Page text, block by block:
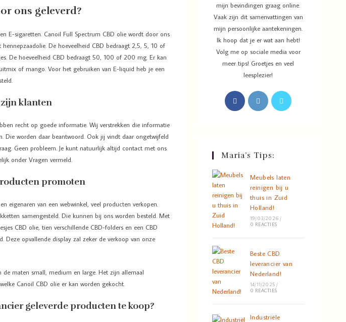
ons geleverd?
E-sigaretten. Canoil Full Spectrum CBD olie wordt door ons
De hoeveelheid CBD bedraagt 2,5, 5, 10 of
De hoeveelheid CBD bedraagt 50, 100 of 200 mg. Er kan
of mango. Voor het gebruiken van E-liquid heb je een
klanten
recht op goede informatie. Wij verstrekken die informatie
Die worden daar beantwoord. Ook jij vindt daar ongetwijfeld
Geen probleem. Je kunt natuurlijk altijd contact met ons
onder Vragen vermeld.
promoten
eigenaren van een webwinkel, veel producten verkopen.
samengesteld. Die kunnen bij ons worden besteld. Met
CBD olie, tien verschillende CBD-folders en een CBD
opvallende display zal zeker de verkoop van onze
maten small, medium en large. Het zijn allemaal
Canoil CBD olie er kan worden gekocht.
geleverde producten te koop?
mijn bevindingen graag online.
Vaak zijn dit samenvattingen van
mijn persoonlijke aantekeningen.
Ik hoop dat je er wat aan hebt!
Volg me op sociale media voor
meer tips! Groetjes en veel
leesplezier!
Maria’s Tips:
Meubels laten
reinigen bij u
thuis in Zuid
Holland!
19/03/2026 /
0 REACTIES
Beste CBD
leverancier van
Nederland!
14/11/2025 /
0 REACTIES
Industriële